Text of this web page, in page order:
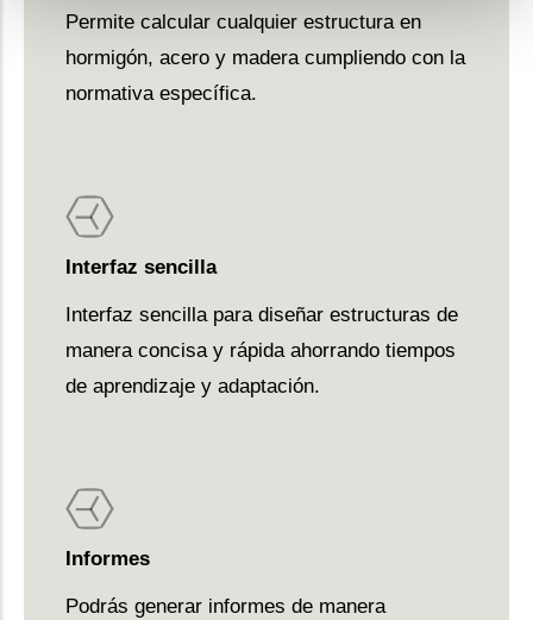
Permite calcular cualquier estructura en
hormigón, acero y madera cumpliendo con la
normativa específica.
Interfaz sencilla
Interfaz sencilla para diseñar estructuras de
manera concisa y rápida ahorrando tiempos
de aprendizaje y adaptación.
Informes
Podrás generar informes de manera